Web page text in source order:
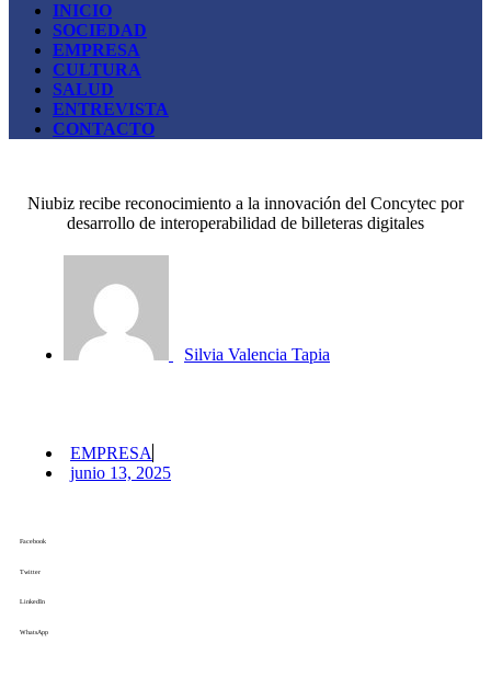
INICIO
SOCIEDAD
EMPRESA
CULTURA
SALUD
ENTREVISTA
CONTACTO
Niubiz recibe reconocimiento a la innovación del Concytec por
desarrollo de interoperabilidad de billeteras digitales
Silvia Valencia Tapia
EMPRESA
junio 13, 2025
Facebook
Twitter
LinkedIn
WhatsApp